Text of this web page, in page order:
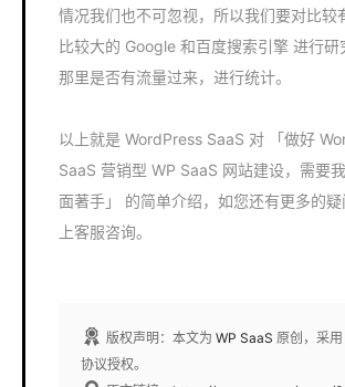
情况我们也不可忽视，所以我们要对比较
比较大的 Google 和百度搜索引擎 进行研
那里是否有流量过来，进行统计。
以上就是 WordPress SaaS 对 「做好
SaaS 营销型 WP SaaS 网站建设，需要
面著手」 的简单介绍，如您还有更多的
上客服咨询。
版权声明：本文为 WP SaaS 原创，采用
协议授权。